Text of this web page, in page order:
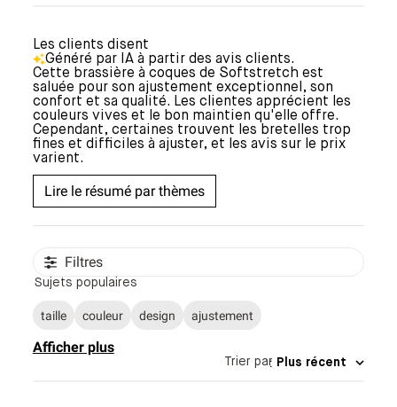
Les clients disent
Généré par IA à partir des avis clients.
Cette brassière à coques de Softstretch est
saluée pour son ajustement exceptionnel, son
confort et sa qualité. Les clientes apprécient les
couleurs vives et le bon maintien qu'elle offre.
Cependant, certaines trouvent les bretelles trop
fines et difficiles à ajuster, et les avis sur le prix
varient.
Lire le résumé par thèmes
Filtres
Sujets populaires
taille couleur design ajustement
Afficher plus
Trier par: Plus récent